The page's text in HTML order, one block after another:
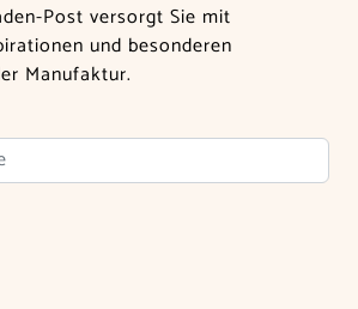
Post versorgt Sie mit
und besonderen
Manufaktur.